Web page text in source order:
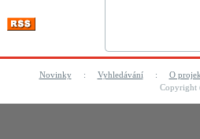
Novinky: Vyhledávání: O
Copyright